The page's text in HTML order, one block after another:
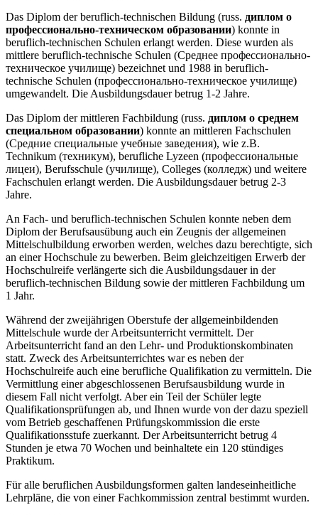
Das Diplom der beruflich-technischen Bildung (russ. диплом о
профессионально-техническом образовании) konnte in
beruflich-technischen Schulen erlangt werden. Diese wurden als
mittlere beruflich-technische Schulen (Среднее профессионально-
техническое училище) bezeichnet und 1988 in beruflich-
technische Schulen (профессионально-техническое училище)
umgewandelt. Die Ausbildungsdauer betrug 1-2 Jahre.
Das Diplom der mittleren Fachbildung (russ. диплом о среднем
специальном образовании) konnte an mittleren Fachschulen
(Средние специальные учебные заведения), wie z.B.
Technikum (техникум), berufliche Lyzeen (профессиональные
лицеи), Berufsschule (училище), Colleges (колледж) und weitere
Fachschulen erlangt werden. Die Ausbildungsdauer betrug 2-3
Jahre.
An Fach- und beruflich-technischen Schulen konnte neben dem
Diplom der Berufsausübung auch ein Zeugnis der allgemeinen
Mittelschulbildung erworben werden, welches dazu berechtigte, sich
an einer Hochschule zu bewerben. Beim gleichzeitigen Erwerb der
Hochschulreife verlängerte sich die Ausbildungsdauer in der
beruflich-technischen Bildung sowie der mittleren Fachbildung um
1 Jahr.
Während der zweijährigen Oberstufe der allgemeinbildenden
Mittelschule wurde der Arbeitsunterricht vermittelt. Der
Arbeitsunterricht fand an den Lehr- und Produktionskombinaten
statt. Zweck des Arbeitsunterrichtes war es neben der
Hochschulreife auch eine berufliche Qualifikation zu vermitteln. Die
Vermittlung einer abgeschlossenen Berufsausbildung wurde in
diesem Fall nicht verfolgt. Aber ein Teil der Schüler legte
Qualifikationsprüfungen ab, und Ihnen wurde von der dazu speziell
vom Betrieb geschaffenen Prüfungskommission die erste
Qualifikationsstufe zuerkannt. Der Arbeitsunterricht betrug 4
Stunden je etwa 70 Wochen und beinhaltete ein 120 stündiges
Praktikum.
Für alle beruflichen Ausbildungsformen galten landeseinheitliche
Lehrpläne, die von einer Fachkommission zentral bestimmt wurden.